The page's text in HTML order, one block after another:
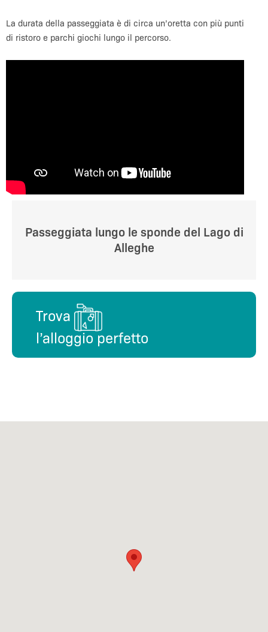
La durata della passeggiata è di circa un’oretta con più punti
di ristoro e parchi giochi lungo il percorso.
Passeggiata lungo le sponde del Lago di
Alleghe
Trova
l’alloggio perfetto